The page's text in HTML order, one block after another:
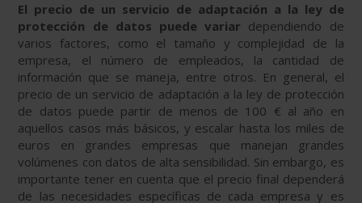
El precio de un servicio de adaptación a la ley de
protección de datos puede variar dependiendo de
varios factores, como el tamaño y complejidad de la
empresa, el número de empleados, la cantidad de
información que se maneja, entre otros. En general, el
precio de un servicio de adaptación a la ley de protección
de datos puede partir de menos de 100 € al año en
aquellos casos más básicos, y escalar hasta los miles de
euros en grandes empresas que manejan grandes
volúmenes con datos de alta sensibilidad. Sin embargo, es
importante tener en cuenta que el precio final dependerá
de las necesidades específicas de cada empresa y es